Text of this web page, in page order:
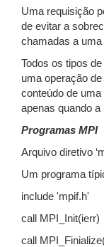
Uma requisição
de evitar a
chamadas a
Todos os tipos
uma operação
conteúdo de
apenas quando
Programas MPI
Arquivo diretivo
Um programa
include 'mpif.h'
call MPI_Init(ierr)
call